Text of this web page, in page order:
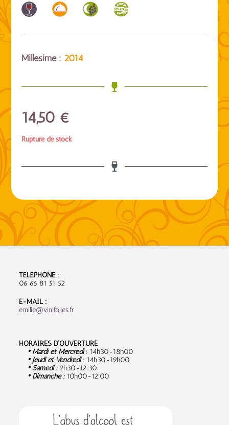
Millésime : 2014
14,50 €
Rupture de stock
TÉLÉPHONE :
06 66 81 51 52
E-MAIL :
emilie@vinifolies.fr
HORAIRES D’OUVERTURE
• Mardi et Mercredi: 14h30-18h00
• Jeudi et Vendredi: 14h30-19h00
• Samedi :9h30-12:30
• Dimanche :10h00-12:00